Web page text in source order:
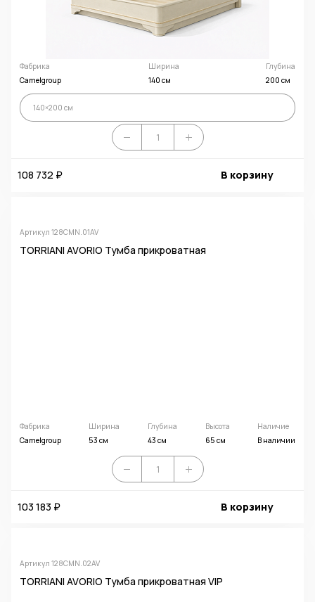
Фабрика
Camelgroup
Ширина
140 см
Глубина
200 см
140×200 см
108 732 ₽ В корзину
Артикул 128CMN.01AV
TORRIANI AVORIO Тумба прикроватная
Фабрика
Camelgroup
Ширина
53 см
Глубина
43 см
Высота
65 см
Наличие
В наличии
103 183 ₽ В корзину
Артикул 128CMN.02AV
TORRIANI AVORIO Тумба прикроватная VIP